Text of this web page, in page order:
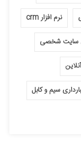
نرم افزار crm
سایت شخصی
سیم و کابل